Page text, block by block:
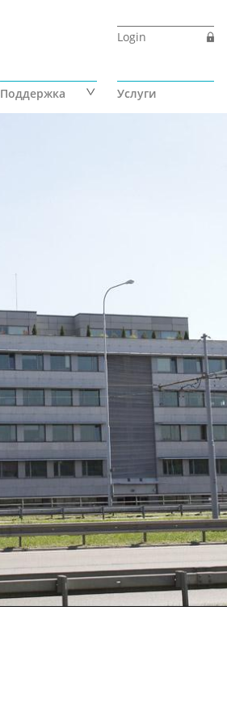
Login
Поддержка Услуги